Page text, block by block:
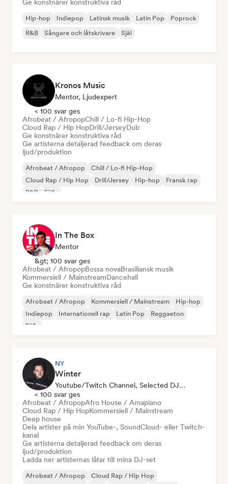
Ge konstnärer konstruktiva råd
Hip-hop Indiepop Latinsk musik Latin Pop
Poprock
R&B
Sångare och låtskrivare Själ
Kronos Music
Mentor, Ljudexpert
< 100 svar ges
Afrobeat / AfropopChill / Lo-fi Hip-Hop
Cloud Rap / Hip HopDrill/JerseyDub
Ge konstnärer konstruktiva råd
Ge artisterna detaljerad feedback om deras
ljud/produktion
Afrobeat / Afropop
Chill / Lo-fi Hip-Hop
Cloud Rap / Hip Hop
Drill/Jersey Hip-hop
Fransk rap
R&B
Fälla
In The Box
Mentor
&gt; 100 svar ges
Afrobeat / AfropopBossa novaBrasiliansk musik
Kommersiell / MainstreamDancehall
Ge konstnärer konstruktiva råd
Afrobeat / Afropop Kommersiell / Mainstream
Hip-hop
Indiepop
Internationell rap Latin Pop
Reggaeton
Fälla
NY
Winter
Youtube/Twitch Channel, Selected DJ, Ljudexpert
< 100 svar ges
Afrobeat / AfropopAfro House / Amapiano
Cloud Rap / Hip HopKommersiell / Mainstream
Deep house
Dela artister på min YouTube-, SoundCloud- eller Twitch-
kanal
Ge artisterna detaljerad feedback om deras
ljud/produktion
Ladda ner artisternas låtar till mina DJ-set
Afrobeat / Afropop Cloud Rap / Hip Hop